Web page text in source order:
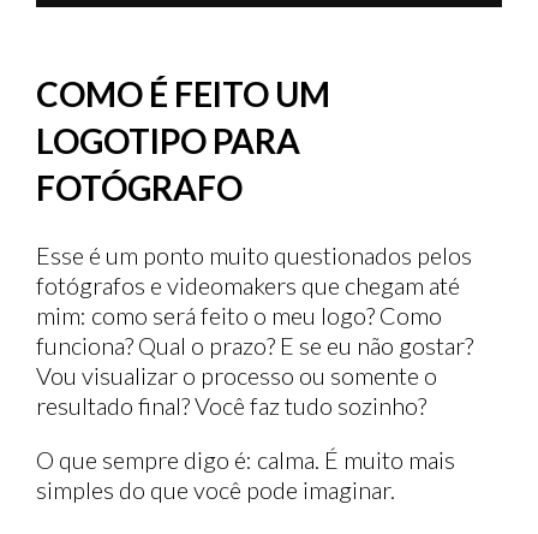
COMO É FEITO UM
LOGOTIPO PARA
FOTÓGRAFO
Esse é um ponto muito questionados pelos
fotógrafos e videomakers que chegam até
mim: como será feito o meu logo? Como
funciona? Qual o prazo? E se eu não gostar?
Vou visualizar o processo ou somente o
resultado final? Você faz tudo sozinho?
O que sempre digo é: calma. É muito mais
simples do que você pode imaginar.